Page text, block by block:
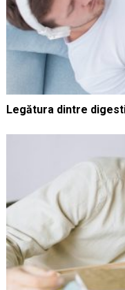
Legătura dintre